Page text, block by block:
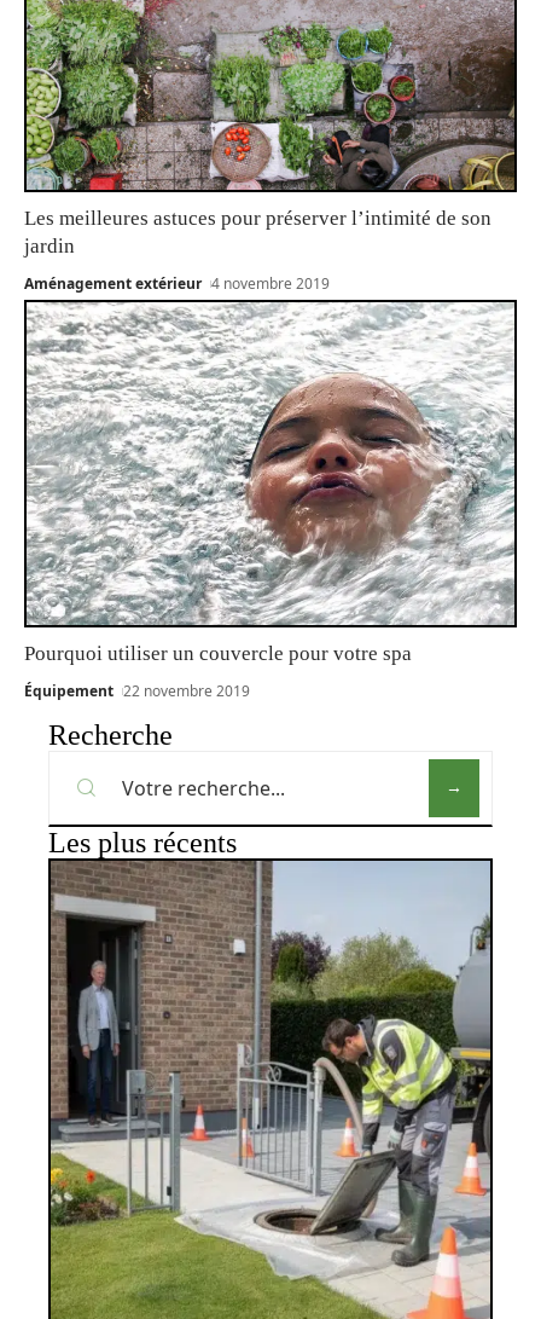
Les meilleures astuces pour préserver l’intimité de son
jardin
Aménagement extérieur 4 novembre 2019
Pourquoi utiliser un couvercle pour votre spa
Équipement 22 novembre 2019
Recherche
Les plus récents